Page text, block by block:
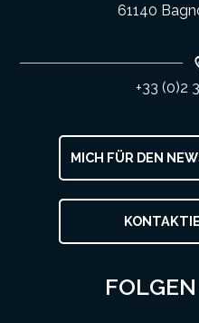
MICH FÜR DEN
61140
+33 (0)2